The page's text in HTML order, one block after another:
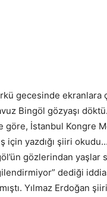
gecesinde ekranlara
Bingöl gözyaşı
göre, İstanbul Kongre
için yazdığı şiiri
gözlerindan yaşlar
dediği
Yılmaz Erdoğan